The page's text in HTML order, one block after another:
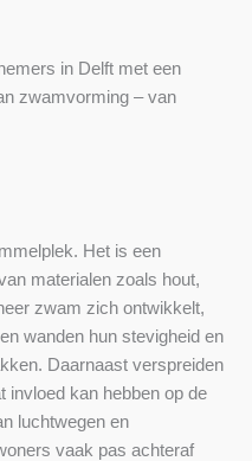
in Delft met een
zwamvorming – van
Het is een
materialen zoals hout,
zwam zich ontwikkelt,
wanden hun stevigheid en
Daarnaast verspreiden
invloed kan hebben op de
luchtwegen en
vaak pas achteraf